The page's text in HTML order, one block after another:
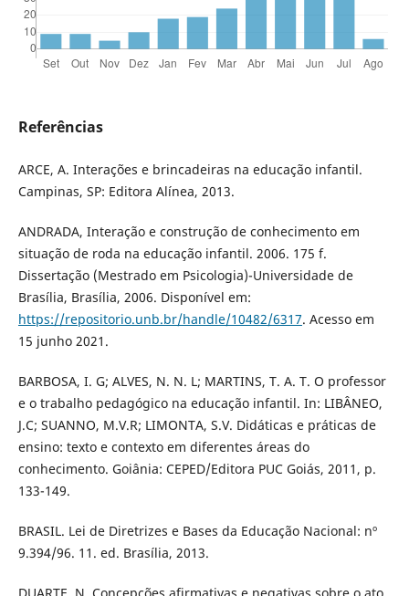
Referências
ARCE, A. Interações e brincadeiras na educação infantil.
Campinas, SP: Editora Alínea, 2013.
ANDRADA, Interação e construção de conhecimento em
situação de roda na educação infantil. 2006. 175 f.
Dissertação (Mestrado em Psicologia)-Universidade de
Brasília, Brasília, 2006. Disponível em:
https://repositorio.unb.br/handle/10482/6317. Acesso em
15 junho 2021.
BARBOSA, I. G; ALVES, N. N. L; MARTINS, T. A. T. O professor
e o trabalho pedagógico na educação infantil. In: LIBÂNEO,
J.C; SUANNO, M.V.R; LIMONTA, S.V. Didáticas e práticas de
ensino: texto e contexto em diferentes áreas do
conhecimento. Goiânia: CEPED/Editora PUC Goiás, 2011, p.
133-149.
BRASIL. Lei de Diretrizes e Bases da Educação Nacional: nº
9.394/96. 11. ed. Brasília, 2013.